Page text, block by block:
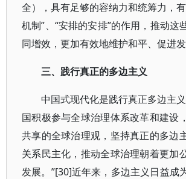
全），具有足够的容纳力和统筹力，
机制”、“安排的安排”的作用，推动这
同增效，更加有效地维护和平、促进发
三、践行真正的多边主义
中国式现代化是践行真正多边主
国积极参与全球治理体系改革和建设
共享的全球治理观，坚持真正的多边
关系民主化，推动全球治理朝着更加
发展。”[30]近年来，多边主义日益成